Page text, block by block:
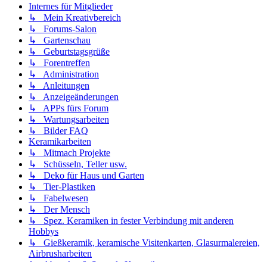
Internes für Mitglieder
↳ Mein Kreativbereich
↳ Forums-Salon
↳ Gartenschau
↳ Geburtstagsgrüße
↳ Forentreffen
↳ Administration
↳ Anleitungen
↳ Anzeigeänderungen
↳ APPs fürs Forum
↳ Wartungsarbeiten
↳ Bilder FAQ
Keramikarbeiten
↳ Mitmach Projekte
↳ Schüsseln, Teller usw.
↳ Deko für Haus und Garten
↳ Tier-Plastiken
↳ Fabelwesen
↳ Der Mensch
↳ Spez. Keramiken in fester Verbindung mit anderen
Hobbys
↳ Gießkeramik, keramische Visitenkarten, Glasurmalereien,
Airbrusharbeiten